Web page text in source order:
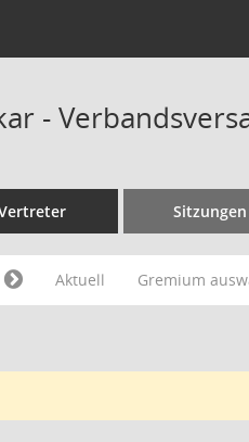
-
Sitzungen
Aktuell Gremium